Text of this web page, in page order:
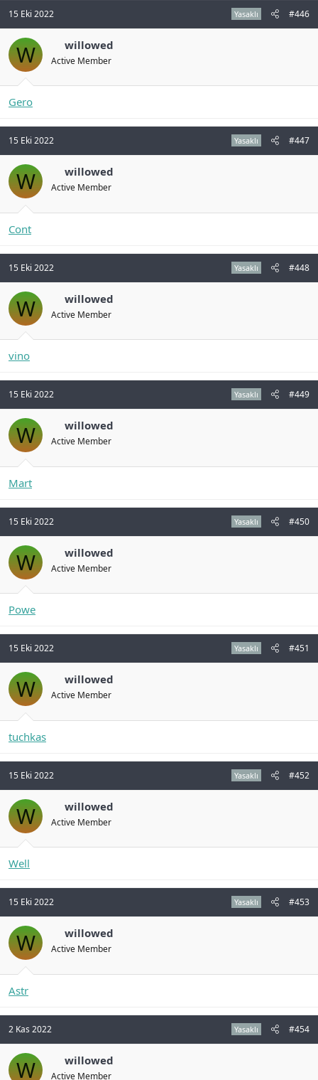
15 Eki 2022 Yasaklı #446
W willowed
Active Member
Gero
15 Eki 2022 Yasaklı #447
W willowed
Active Member
Cont
15 Eki 2022 Yasaklı #448
W willowed
Active Member
vino
15 Eki 2022 Yasaklı #449
W willowed
Active Member
Mart
15 Eki 2022 Yasaklı #450
W willowed
Active Member
Powe
15 Eki 2022 Yasaklı #451
W willowed
Active Member
tuchkas
15 Eki 2022 Yasaklı #452
W willowed
Active Member
Well
15 Eki 2022 Yasaklı #453
W willowed
Active Member
Astr
2 Kas 2022 Yasaklı #454
W willowed
Active Member